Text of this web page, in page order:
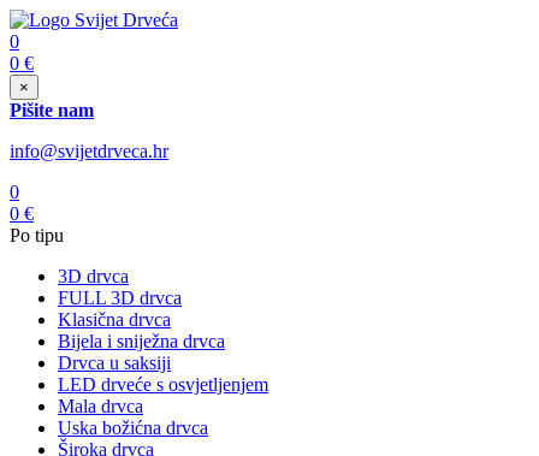
0
0 €
×
Pišite nam
info@svijetdrveca.hr
0
0 €
Po tipu
3D drvca
FULL 3D drvca
Klasična drvca
Bijela i sniježna drvca
Drvca u saksiji
LED drveće s osvjetljenjem
Mala drvca
Uska božićna drvca
Široka drvca